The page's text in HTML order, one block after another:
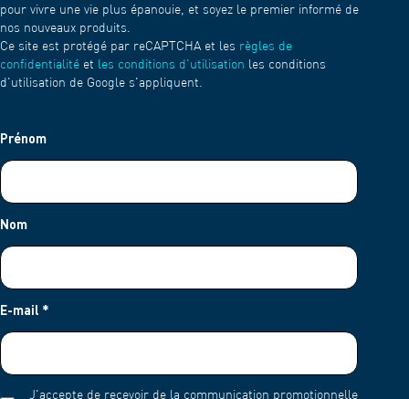
pour vivre une vie plus épanouie, et soyez le premier informé de
nos nouveaux produits.
Ce site est protégé par reCAPTCHA et les règles de
confidentialité et les conditions d'utilisation les conditions
d'utilisation de Google s'appliquent.
Prénom
Nom
E-mail *
J'accepte de recevoir de la communication promotionnelle